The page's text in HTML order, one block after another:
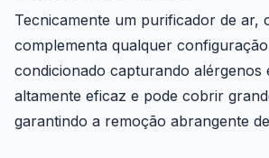
Tecnicamente um purificador de ar,
complementa qualquer
condicionado capturando alérgenos
altamente eficaz e pode cobrir
garantindo a remoção abrangente